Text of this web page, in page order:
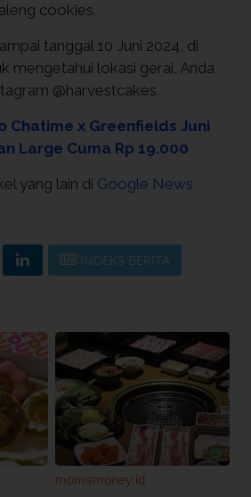
cookies.
tanggal 10 Juni 2024, di
mengetahui lokasi gerai, Anda
@harvestcakes.
Chatime x Greenfields Juni
Large Cuma Rp 19.000
yang lain di Google News
INDEKS BERITA
momsmoney.id